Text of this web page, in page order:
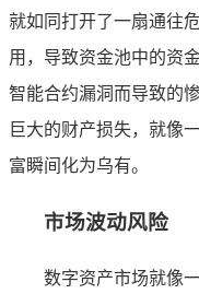
就如同打开了一扇通往
用，导致资金池中的资
智能合约漏洞而导致的
巨大的财产损失，就像
富瞬间化为乌有。
市场波动风险
数字资产市场就像